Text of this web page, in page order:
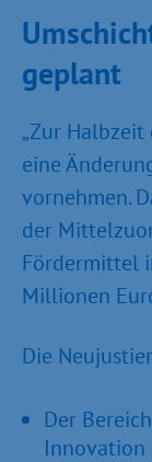
geplant
„Zur
eine
vornehmen.
der
Fördermittel
Millionen
Die
Der
Innovation